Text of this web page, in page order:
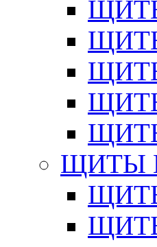
ЩИТЫ
ЩИТЫ
ЩИТЫ
ЩИТЫ
ЩИТЫ